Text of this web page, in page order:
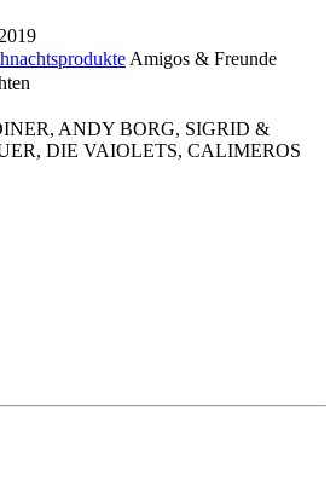
2019
Amigos & Freunde
ANDY BORG, SIGRID &
DIE VAIOLETS, CALIMEROS